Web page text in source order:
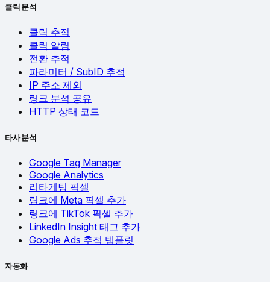
클릭 분석
클릭 추적
클릭 알림
전환 추적
파라미터 / SubID 추적
IP 주소 제외
링크 분석 공유
HTTP 상태 코드
타사 분석
Google Tag Manager
Google Analytics
리타게팅 픽셀
링크에 Meta 픽셀 추가
링크에 TikTok 픽셀 추가
LinkedIn Insight 태그 추가
Google Ads 추적 템플릿
자동화